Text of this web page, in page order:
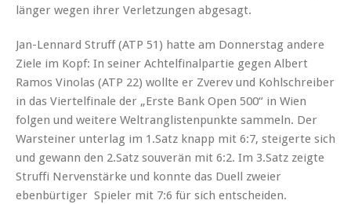
länger wegen ihrer Verletzungen abgesagt.
Jan-Lennard Struff (ATP 51) hatte am Donnerstag andere
Ziele im Kopf: In seiner Achtelfinalpartie gegen Albert
Ramos Vinolas (ATP 22) wollte er Zverev und Kohlschreiber
in das Viertelfinale der „Erste Bank Open 500“ in Wien
folgen und weitere Weltranglistenpunkte sammeln. Der
Warsteiner unterlag im 1.Satz knapp mit 6:7, steigerte sich
und gewann den 2.Satz souverän mit 6:2. Im 3.Satz zeigte
Struffi Nervenstärke und konnte das Duell zweier
ebenbürtiger Spieler mit 7:6 für sich entscheiden.